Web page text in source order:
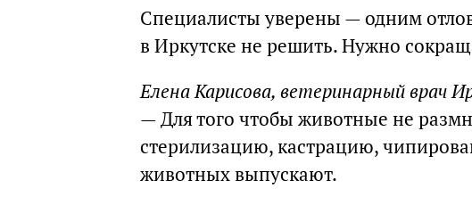
Специалисты уверены — одним
в Иркутске не решить. Нужно
Елена Карисова, ветеринарный врач
— Для того чтобы животные не
стерилизацию, кастрацию,
животных выпускают.